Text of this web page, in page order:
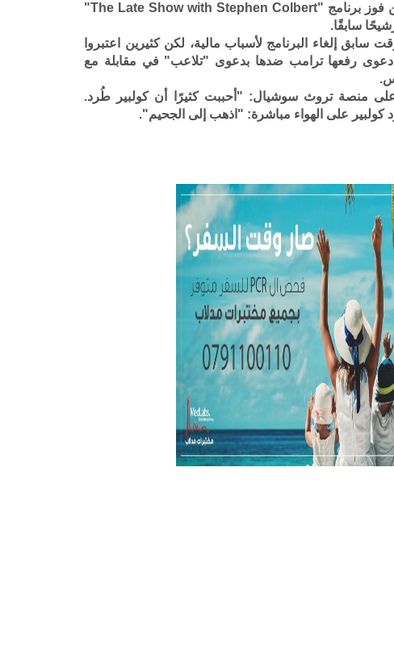
إياها بـ"المزيفة". وجاء ذلك بعد ساعات من فوز برنامج "The Late Show with Stephen Colbert"
إلغاء البرنامج لأسباب مالية، لكن كثيرين اعتبروا
دعوى رفعها ترامب ضدها بدعوى "تلاعب" في مقابلة مع
على منصة تروث سوشيال: "أحببت كثيرًا أن كولبير طُرد.
على الهواء مباشرة: "اذهب إلى الجحيم".